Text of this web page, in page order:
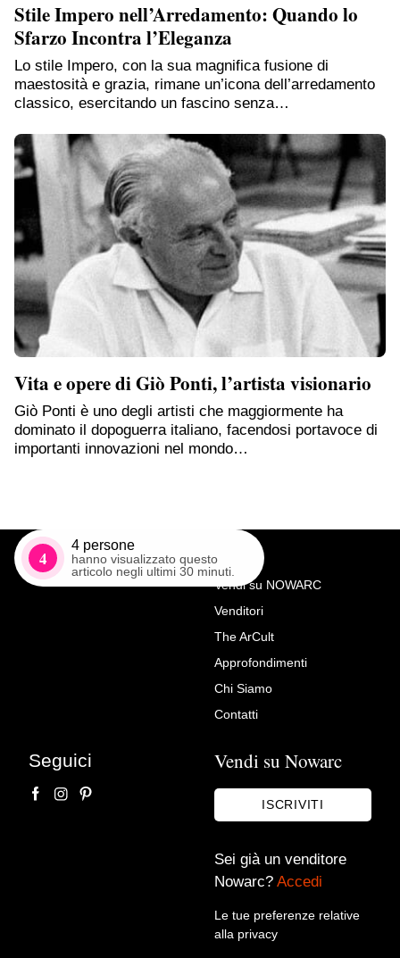
Stile Impero nell’Arredamento: Quando lo
Sfarzo Incontra l’Eleganza
Lo stile Impero, con la sua magnifica fusione di
maestosità e grazia, rimane un’icona dell’arredamento
classico, esercitando un fascino senza…
Vita e opere di Giò Ponti, l’artista visionario
Giò Ponti è uno degli artisti che maggiormente ha
dominato il dopoguerra italiano, facendosi portavoce di
importanti innovazioni nel mondo…
4
4 persone
hanno visualizzato questo
articolo negli ultimi 30 minuti.
Richiedi Maggiori Info su
Pittore veneziano (inizio XX
secolo) – Veduta di Venezia
con canale e gondole.
Vendi su NOWARC
Venditori
The ArCult
Approfondimenti
Chi Siamo
Contatti
Seguici Vendi su Nowarc
ISCRIVITI
Sei già un venditore
Nowarc? Accedi
Le tue preferenze relative
alla privacy